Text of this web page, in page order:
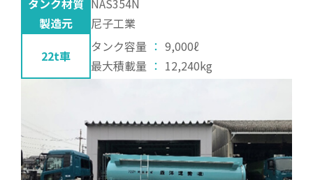
製造元
尼子工業
22t車
タンク容量 ： 9,000ℓ
最大積載量 ： 12,240kg